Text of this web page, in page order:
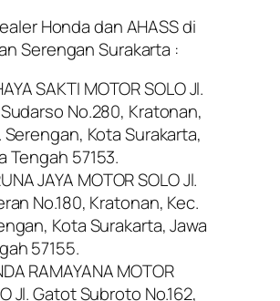
Honda dan AHASS di
Serengan Surakarta :
SAKTI MOTOR SOLO Jl.
No.280, Kratonan,
Serengan, Kota Surakarta,
Tengah 57153.
JAYA MOTOR SOLO Jl.
No.180, Kratonan, Kec.
Kota Surakarta, Jawa
57155.
RAMAYANA MOTOR
Jl. Gatot Subroto No.162,